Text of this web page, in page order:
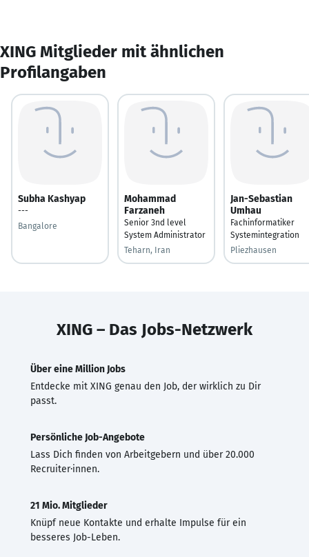
XING Mitglieder mit ähnlichen
Profilangaben
Subha Kashyap
---
Bangalore
Mohammad
Farzaneh
Senior 3nd level
System Administrator
Teharn, Iran
Jan-Sebastian
Umhau
Fachinformatiker
Systemintegration
Pliezhausen
XING – Das Jobs-Netzwerk
Über eine Million Jobs
Entdecke mit XING genau den Job, der wirklich zu Dir
passt.
Persönliche Job-Angebote
Lass Dich finden von Arbeitgebern und über 20.000
Recruiter·innen.
21 Mio. Mitglieder
Knüpf neue Kontakte und erhalte Impulse für ein
besseres Job-Leben.